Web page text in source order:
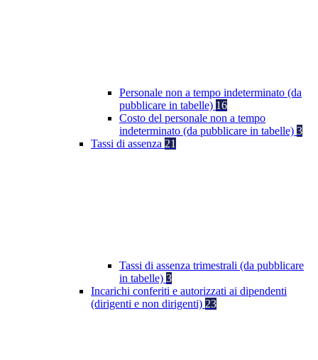
Personale non a tempo indeterminato (da
pubblicare in tabelle) 16
Costo del personale non a tempo
indeterminato (da pubblicare in tabelle) 3
Tassi di assenza 21
Tassi di assenza trimestrali (da pubblicare
in tabelle) 3
Incarichi conferiti e autorizzati ai dipendenti
(dirigenti e non dirigenti) 23